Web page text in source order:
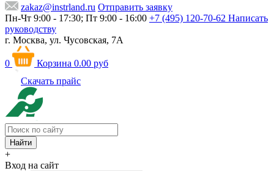
zakaz@instrland.ru Отправить заявку
Пн-Чт 9:00 - 17:30; Пт 9:00 - 16:00 +7 (495) 120-70-62 Написать
руководству
г. Москва, ул. Чусовская, 7А
0 Корзина 0.00 руб
Скачать прайс
+
Вход на сайт